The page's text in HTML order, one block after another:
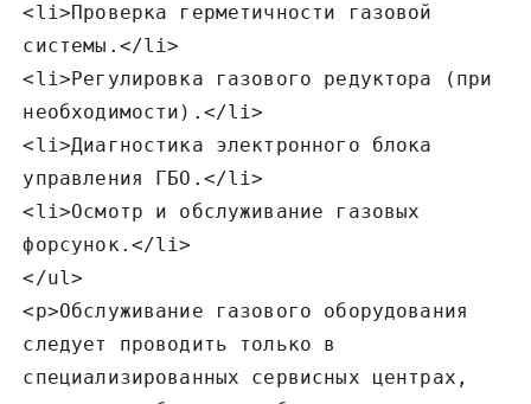
<li>Проверка герметичности газовой
системы.</li>
<li>Регулировка газового редуктора (при
необходимости).</li>
<li>Диагностика электронного блока
управления ГБО.</li>
<li>Осмотр и обслуживание газовых
форсунок.</li>
</ul>
<p>Обслуживание газового оборудования
следует проводить только в
специализированных сервисных центрах‚